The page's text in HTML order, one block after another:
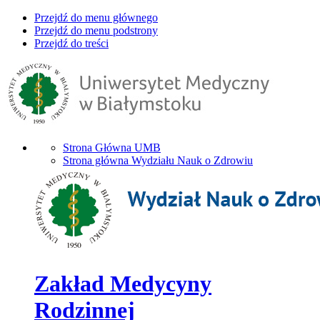
Przejdź do menu głównego
Przejdź do menu podstrony
Przejdź do treści
Strona Główna UMB
Strona główna Wydziału Nauk o Zdrowiu
Zakład Medycyny
Rodzinnej